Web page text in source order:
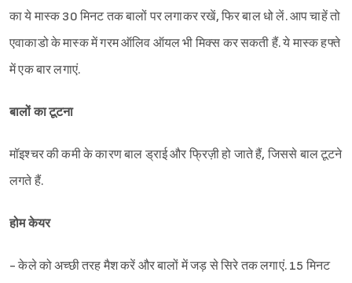
का ये मास्क 30 मिनट तक बालों पर लगाकर रखें, फिर बाल धो लें. आप चाहें तो
एवाकाडो के मास्क में गरम ऑलिव ऑयल भी मिक्स कर सकती हैं. ये मास्क हफ्ते
में एक बार लगाएं.
बालों का टूटना
मॉइश्‍चर की कमी के कारण बाल ड्राई और फ्रिज़ी हो जाते हैं, जिससे बाल टूटने
लगते हैं.
होम केयर
- केले को अच्छी तरह मैश करें और बालों में जड़ से सिरे तक लगाएं. 15 मिनट